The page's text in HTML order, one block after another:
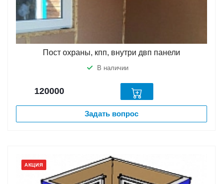
Пост охраны, кпп, внутри двп панели
В наличии
120000
Задать вопрос
АКЦИЯ